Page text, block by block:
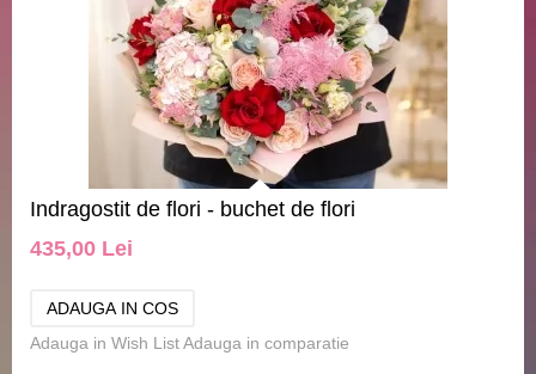
Indragostit de flori - buchet de flori
435,00 Lei
Adauga in Wish ListAdauga in comparatie